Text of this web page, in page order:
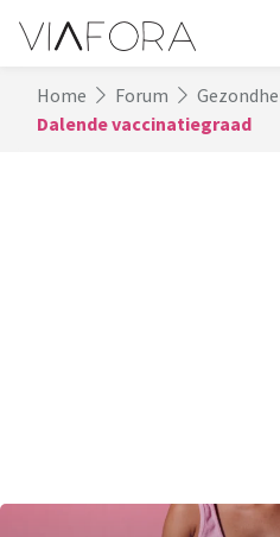
Home Forum
Dalende vaccinatiegraad